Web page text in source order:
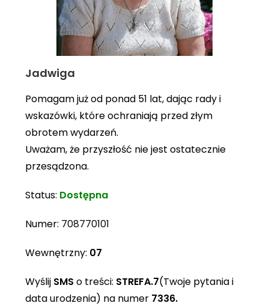
Jadwiga
Pomagam już od ponad 51 lat, dając rady i
wskazówki, które ochraniają przed złym
obrotem wydarzeń.
Uważam, że przyszłość nie jest ostatecznie
przesądzona.
Status: Dostępna
Numer: 708770101
Wewnętrzny: 07
Wyślij SMS o treści: STREFA.7(Twoje pytania i
data urodzenia) na numer 7336.